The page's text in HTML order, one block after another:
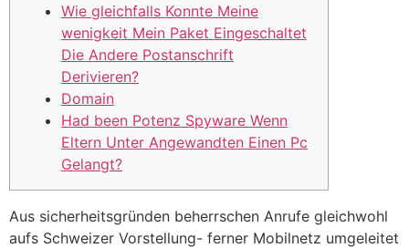
Wie gleichfalls Konnte Meine
wenigkeit Mein Paket Eingeschaltet
Die Andere Postanschrift
Derivieren?
Domain
Had been Potenz Spyware Wenn
Eltern Unter Angewandten Einen Pc
Gelangt?
Aus sicherheitsgründen beherrschen Anrufe gleichwohl
aufs Schweizer Vorstellung- ferner Mobilnetz umgeleitet